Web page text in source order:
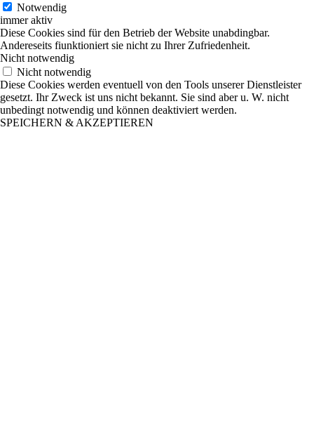
Notwendig
immer aktiv
Diese Cookies sind für den Betrieb der Website unabdingbar.
Andereseits fiunktioniert sie nicht zu Ihrer Zufriedenheit.
Nicht notwendig
Nicht notwendig
Diese Cookies werden eventuell von den Tools unserer Dienstleister
gesetzt. Ihr Zweck ist uns nicht bekannt. Sie sind aber u. W. nicht
unbedingt notwendig und können deaktiviert werden.
SPEICHERN & AKZEPTIEREN